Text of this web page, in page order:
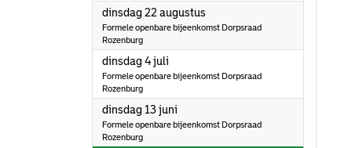
dinsdag 22 augustus
Formele openbare bijeenkomst Dorpsraad
Rozenburg
dinsdag 4 juli
Formele openbare bijeenkomst Dorpsraad
Rozenburg
dinsdag 13 juni
Formele openbare bijeenkomst Dorpsraad
Rozenburg